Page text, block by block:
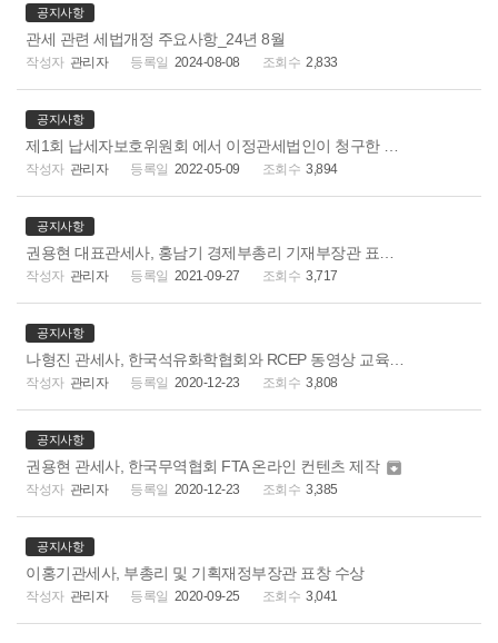
공지사항
관세 관련 세법개정 주요사항_24년 8월
관리자 2024-08-08 2,833
공지사항
관리자 2022-05-09 3,894
공지사항
관리자 2021-09-27 3,717
공지사항
관리자 2020-12-23 3,808
공지사항
권용현 관세사, 한국무역협회 FTA 온라인 컨텐츠 제작 
관리자 2020-12-23 3,385
공지사항
이홍기관세사, 부총리 및 기획재정부장관 표창 수상
관리자 2020-09-25 3,041